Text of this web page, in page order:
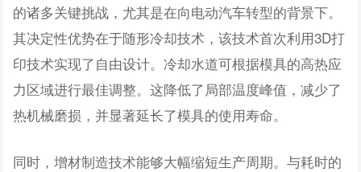
的诸多关键挑战，尤其是在向电动汽车转型的背景下。
其决定性优势在于随形冷却技术，该技术首次利用3D打
印技术实现了自由设计。冷却水道可根据模具的高热应
力区域进行最佳调整。这降低了局部温度峰值，减少了
热机械磨损，并显著延长了模具的使用寿命。
同时，增材制造技术能够大幅缩短生产周期。与耗时的